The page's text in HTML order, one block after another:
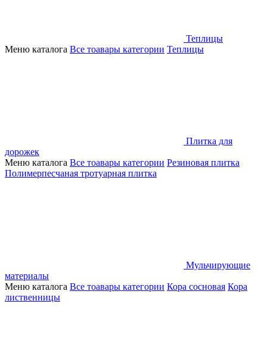
Теплицы
Меню каталога Все тоавары категории Теплицы
Плитка для
дорожек
Меню каталога Все тоавары категории Резиновая плитка
Полимерпесчаная тротуарная плитка
Мульчирующие
материалы
Меню каталога Все тоавары категории Кора сосновая Кора
лиственницы